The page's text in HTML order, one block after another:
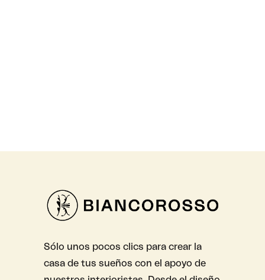
Sólo unos pocos clics para crear la
casa de tus sueños con el apoyo de